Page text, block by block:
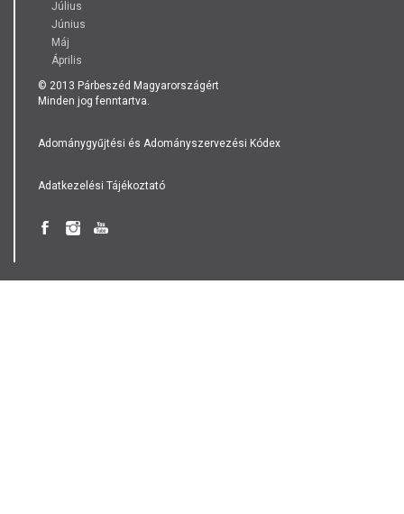
Július
Június
Máj
Április
© 2013 Párbeszéd Magyarországért
Minden jog fenntartva.
Adománygyűjtési és Adományszervezési Kódex
Adatkezelési Tájékoztató